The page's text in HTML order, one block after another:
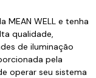
MEAN WELL e tenha
qualidade,
de iluminação
pela
operar seu sistema